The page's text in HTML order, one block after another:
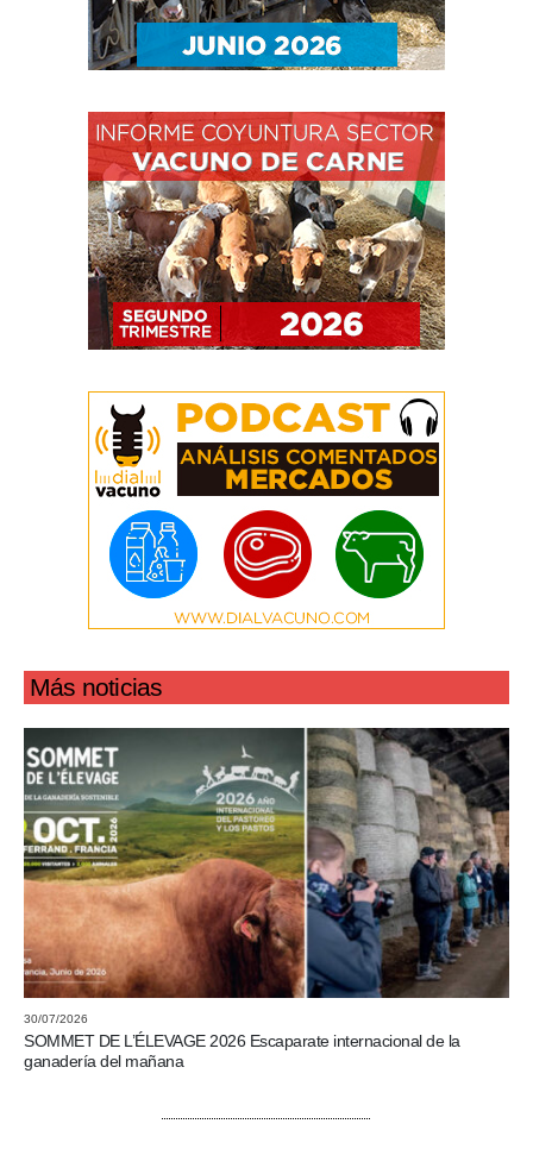
Más noticias
30/07/2026
SOMMET DE L’ÉLEVAGE 2026 Escaparate internacional de la
ganadería del mañana